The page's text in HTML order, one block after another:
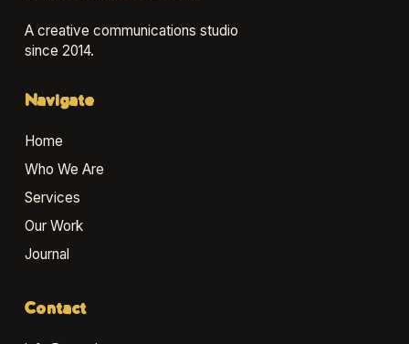
A creative communications studio
since 2014.
Navigate
Home
Who We Are
Services
Our Work
Journal
Contact